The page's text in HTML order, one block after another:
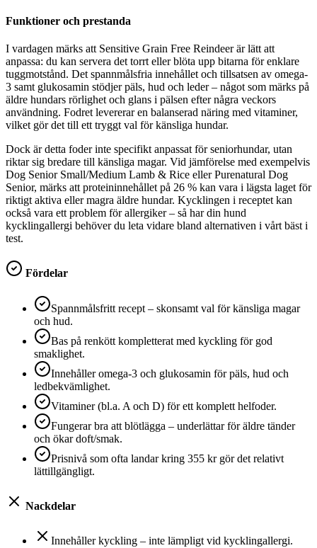
Funktioner och prestanda
I vardagen märks att Sensitive Grain Free Reindeer är lätt att
anpassa: du kan servera det torrt eller blöta upp bitarna för enklare
tuggmotstånd. Det spannmålsfria innehållet och tillsatsen av omega-
3 samt glukosamin stödjer päls, hud och leder – något som märks på
äldre hundars rörlighet och glans i pälsen efter några veckors
användning. Fodret levererar en balanserad näring med vitaminer,
vilket gör det till ett tryggt val för känsliga hundar.
Dock är detta foder inte specifikt anpassat för seniorhundar, utan
riktar sig bredare till känsliga magar. Vid jämförelse med exempelvis
Dog Senior Small/Medium Lamb & Rice eller Purenatural Dog
Senior, märks att proteininnehållet på 26 % kan vara i lägsta laget för
riktigt aktiva eller magra äldre hundar. Kycklingen i receptet kan
också vara ett problem för allergiker – så har din hund
kycklingallergi behöver du leta vidare bland alternativen i vårt bäst i
test.
Fördelar
Spannmålsfritt recept – skonsamt val för känsliga magar
och hud.
Bas på renkött kompletterat med kyckling för god
smaklighet.
Innehåller omega‑3 och glukosamin för päls, hud och
ledbekvämlighet.
Vitaminer (bl.a. A och D) för ett komplett helfoder.
Fungerar bra att blötlägga – underlättar för äldre tänder
och ökar doft/smak.
Prisnivå som ofta landar kring 355 kr gör det relativt
lättillgängligt.
Nackdelar
Innehåller kyckling – inte lämpligt vid kycklingallergi.